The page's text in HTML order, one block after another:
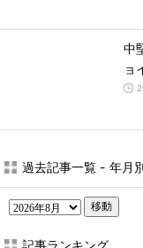
中
ョ
過去記事一覧 - 年月
移動
記事ランキング